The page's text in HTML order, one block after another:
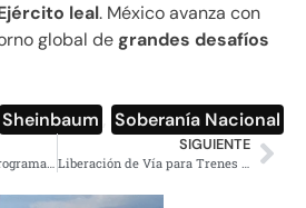
leal. México avanza con
global de grandes desafíos
Sheinbaum Soberanía Nacional
Boxeando por la Paz, Programa de Sheinbaum para Jóvenes
SIGUIENTE
Liberación de Vía para Trenes de Pasajeros en México